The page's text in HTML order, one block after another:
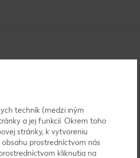
misky. Cukor
techník (medzi iným
a jej funkcií. Okrem toho
stránky, k vytvoreniu
prostredníctvom nás
kliknutia na